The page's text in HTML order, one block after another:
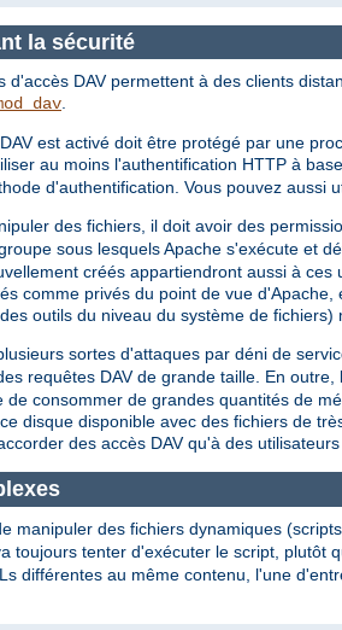
la sécurité
d'accès DAV permettent à des clients
.
est activé doit être protégé par une
au moins l'authentification HTTP à
d'authentification. Vous pouvez aussi
des fichiers, il doit avoir des
sous lesquels Apache s'exécute et
créés appartiendront aussi à
comme privés du point de vue
outils du niveau du système de fichiers)
sortes d'attaques par déni de
requêtes DAV de grande taille. En outre,
de consommer de grandes quantités de
disque disponible avec des fichiers de
des accès DAV qu'à des
manipuler des fichiers dynamiques
toujours tenter d'exécuter le script, plutôt
différentes au même contenu, l'une